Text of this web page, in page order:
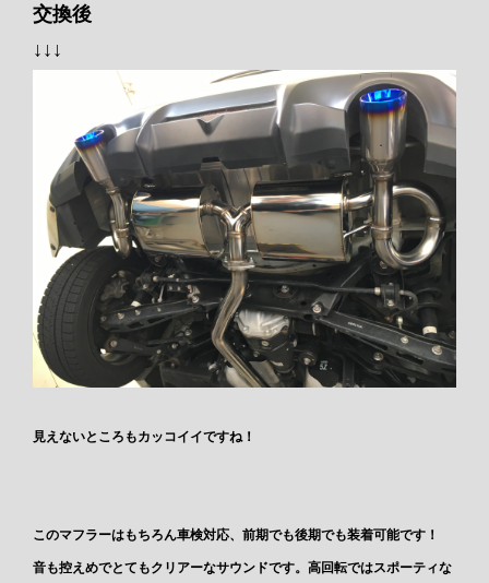
交換後
↓↓↓
見えないところもカッコイイですね！
このマフラーはもちろん車検対応、前期でも後期でも装着可能です！
音も控えめでとてもクリアーなサウンドです。高回転ではスポーティな